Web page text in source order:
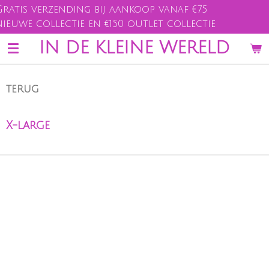
Ga
direct
naar
de
IN DE KLEINE WERELD
bij aankoop vanaf €75
en €150 outlet collectie
TERUG
X-large